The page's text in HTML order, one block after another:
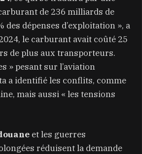
de 236 milliards de
des dépenses d’exploitation », a
le carburant avait coûté 25
de plus aux transporteurs.
» pesant sur l’aviation
a identifié les conflits, comme
mais aussi « les tensions
et les guerres
réduisent la demande